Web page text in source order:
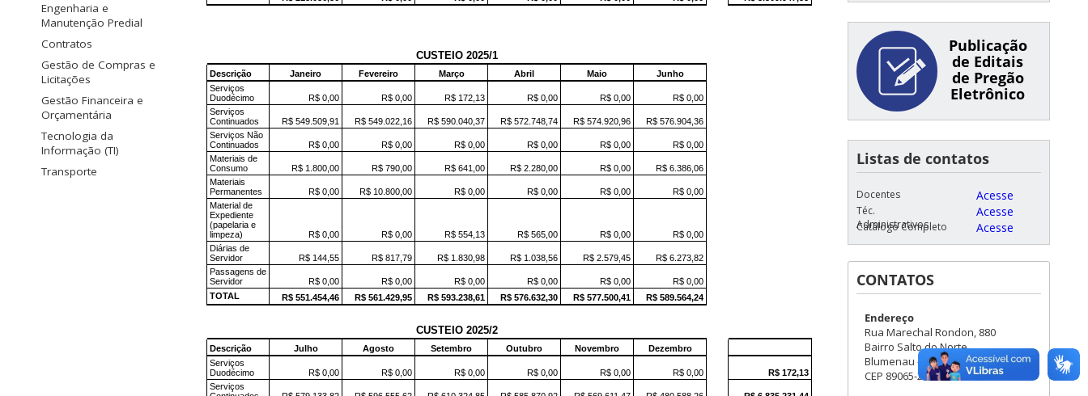
Engenharia e
Manutenção Predial
Contratos
Gestão de Compras e
Licitações
Gestão Financeira e
Orçamentária
Tecnologia da
Informação (TI)
Transporte
Publicação
de Editais
de Pregão
Eletrônico
Listas de contatos
Docentes Acesse
Téc.
Administrativos
Acesse
Catálogo Completo Acesse
CONTATOS
Endereço
Rua Marechal Rondon, 880
Bairro Salto do Norte
Blumenau - SC
CEP 89065-200